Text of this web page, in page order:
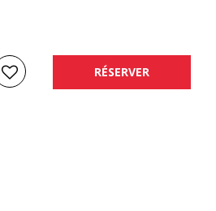
RÉSERVER